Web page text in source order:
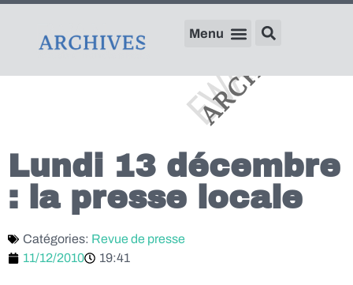
Lundi 13 décembre
: la presse locale
Catégories: Revue de presse
11/12/2010
19:41